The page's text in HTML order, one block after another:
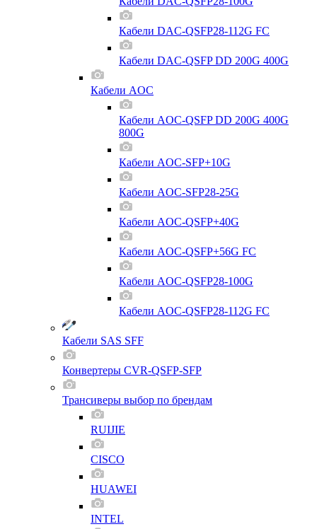
Кабели DAC-QSFP28-112G FC
Кабели DAC-QSFP DD 200G 400G
Кабели AOC
Кабели AOC-QSFP DD 200G 400G
800G
Кабели AOC-SFP+10G
Кабели AOC-SFP28-25G
Кабели AOC-QSFP+40G
Кабели AOC-QSFP+56G FC
Кабели AOC-QSFP28-100G
Кабели AOC-QSFP28-112G FC
Кабели SAS SFF
Конвертеры CVR-QSFP-SFP
Трансиверы выбор по брендам
RUIJIE
CISCO
HUAWEI
INTEL